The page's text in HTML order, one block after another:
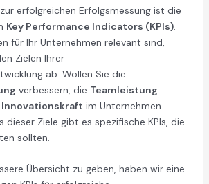
erfolgreichen Erfolgsmessung ist die
Key Performance Indicators (KPIs).
für Ihr Unternehmen relevant sind,
Zielen Ihrer
ab. Wollen Sie die
verbessern, die Teamleistung
Innovationskraft im Unternehmen
dieser Ziele gibt es spezifische KPIs, die
sollten.
Übersicht zu geben, haben wir eine